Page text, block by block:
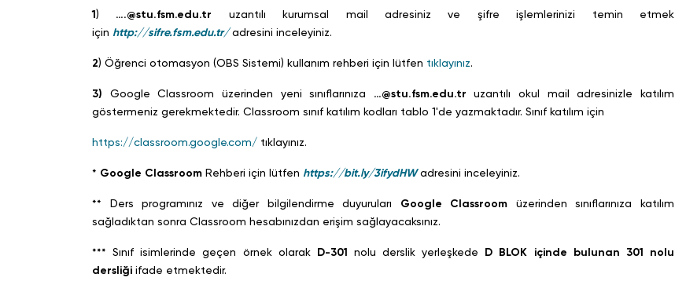
1) ….@stu.fsm.edu.tr uzantılı kurumsal mail adresiniz ve şifre işlemlerinizi temin etmek
için http://sifre.fsm.edu.tr/adresini inceleyiniz.
2) Öğrenci otomasyon (OBS Sistemi) kullanım rehberi için lütfen tıklayınız.
3) Google Classroom üzerinden yeni sınıflarınıza …@stu.fsm.edu.truzantılı okul mail adresinizle katılım
göstermeniz gerekmektedir. Classroom sınıf katılım kodları tablo 1'de yazmaktadır. Sınıf katılım için
https://classroom.google.com/ tıklayınız.
* Google Classroom Rehberi için lütfen https://bit.ly/3ifydHWadresini inceleyiniz.
** Ders programınız ve diğer bilgilendirme duyuruları Google Classroom üzerinden sınıflarınıza katılım
sağladıktan sonra Classroom hesabınızdan erişim sağlayacaksınız.
*** Sınıf isimlerinde geçen örnek olarak D-301 nolu derslik yerleşkede D BLOK içinde bulunan 301 nolu
dersliği ifade etmektedir.